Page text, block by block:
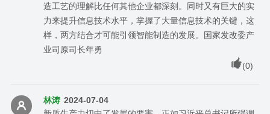
造工艺的理解比任何其他企业都深刻。同时又有巨大的实
力来提升信息技术水平，掌握了大量信息技术的关键，这
样，两方结合才可能引领智能制造的发展。国家发改委产
业司原司长年勇
(0)
林涛 2024-07-04